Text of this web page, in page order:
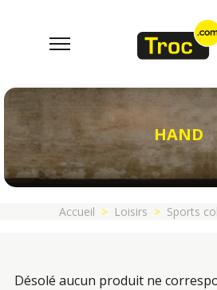
HAND
Accueil Loisirs Sports
Désolé aucun produit ne